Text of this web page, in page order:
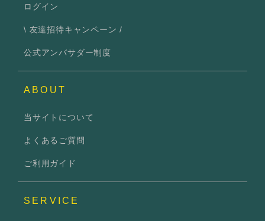
ログイン
\ 友達招待キャンペーン /
公式アンバサダー制度
ABOUT
当サイトについて
よくあるご質問
ご利用ガイド
SERVICE